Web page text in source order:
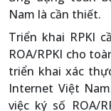
Nam là cần thiết.
Triển khai RPKI
ROA/RPKI cho
triển khai xác
Internet Việt
việc ký số ROA/